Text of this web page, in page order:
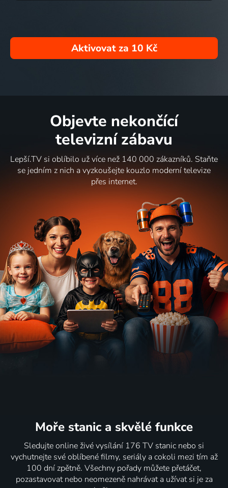
Aktivovat za 10 Kč
Objevte nekončící
televizní zábavu
Lepší.TV si oblíbilo už více než 140 000 zákazníků. Staňte
se jedním z nich a vyzkoušejte kouzlo moderní televize
přes internet.
Moře stanic a skvělé funkce
Sledujte online živé vysílání 176 TV stanic nebo si
vychutnejte své oblíbené filmy, seriály a cokoli mezi tím až
100 dní zpětně. Všechny pořady můžete přetáčet,
pozastavovat nebo neomezeně nahrávat a užívat si je za